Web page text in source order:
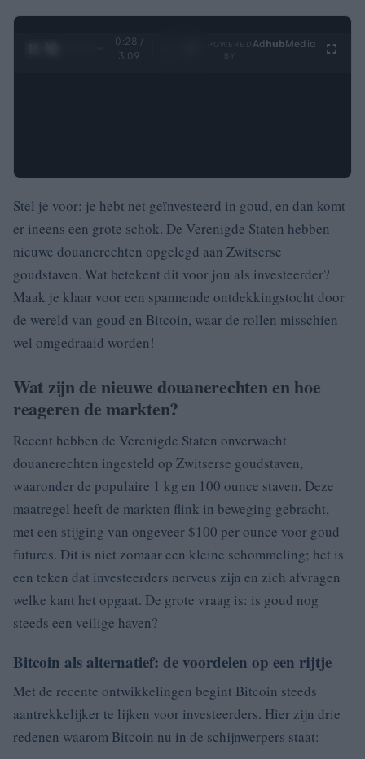
0:29 /
3:09
Ad hubMedia
Stel je voor: je hebt net geïnvesteerd in goud, en dan komt
er ineens een grote schok. De Verenigde Staten hebben
nieuwe douanerechten opgelegd aan Zwitserse
goudstaven. Wat betekent dit voor jou als investeerder?
Maak je klaar voor een spannende ontdekkingstocht door
de wereld van goud en Bitcoin, waar de rollen misschien
wel omgedraaid worden!
Wat zijn de nieuwe douanerechten en hoe
reageren de markten?
Recent hebben de Verenigde Staten onverwacht
douanerechten ingesteld op Zwitserse goudstaven,
waaronder de populaire 1 kg en 100 ounce staven. Deze
maatregel heeft de markten flink in beweging gebracht,
met een stijging van ongeveer $100 per ounce voor goud
futures. Dit is niet zomaar een kleine schommeling; het is
een teken dat investeerders nerveus zijn en zich afvragen
welke kant het opgaat. De grote vraag is: is goud nog
steeds een veilige haven?
Bitcoin als alternatief: de voordelen op een rijtje
Met de recente ontwikkelingen begint Bitcoin steeds
aantrekkelijker te lijken voor investeerders. Hier zijn drie
redenen waarom Bitcoin nu in de schijnwerpers staat: